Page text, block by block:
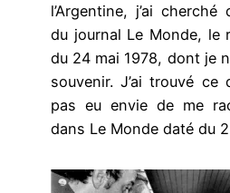
l’Argentine, j’ai
du journal Le Monde, le
du 24 mai 1978, dont je
souvenir. J’ai trouvé ce
pas eu envie de me
dans Le Monde daté du